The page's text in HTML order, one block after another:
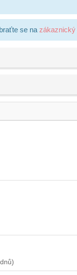
se na zákaznický